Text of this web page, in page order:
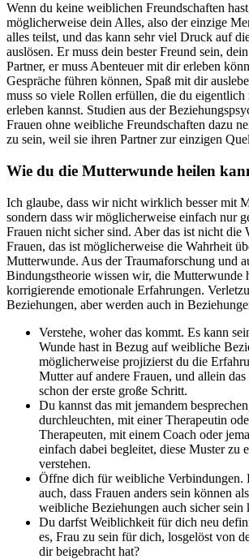
Wenn du keine weiblichen Freundschaften
möglicherweise dein Alles, also der einzige
alles teilst, und das kann sehr viel Druck auf
auslösen. Er muss dein bester Freund sein,
Partner, er muss Abenteuer mit dir erleben
Gespräche führen können, Spaß mit dir
muss so viele Rollen erfüllen, die du
erleben kannst. Studien aus der
Frauen ohne weibliche Freundschaften dazu
zu sein, weil sie ihren Partner zur einzigen
Wie du die Mutterwunde heilen
Ich glaube, dass wir nicht wirklich besser mit
sondern dass wir möglicherweise einfach nur
Frauen nicht sicher sind. Aber das ist nicht die
Frauen, das ist möglicherweise die Wahrheit
Mutterwunde. Aus der Traumaforschung und
Bindungstheorie wissen wir, die Mutterwunde
korrigierende emotionale Erfahrungen.
Beziehungen, aber werden auch in
Verstehe, woher das kommt. Es kann
Wunde hast in Bezug auf weibliche
möglicherweise projizierst du die
Mutter auf andere Frauen, und allein das
schon der erste große Schritt.
Du kannst das mit jemandem
durchleuchten, mit einer Therapeutin
Therapeuten, mit einem Coach oder
einfach dabei begleitet, diese Muster zu
verstehen.
Öffne dich für weibliche Verbindungen.
auch, dass Frauen anders sein können
weibliche Beziehungen auch sicher sein
Du darfst Weiblichkeit für dich neu
es, Frau zu sein für dich, losgelöst von
dir beigebracht hat?